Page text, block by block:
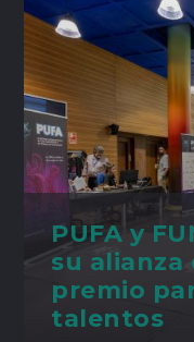
PUFA y
su alianza
premio
talentos